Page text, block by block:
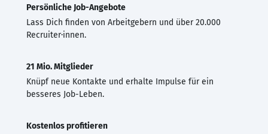
Persönliche Job-Angebote
Lass Dich finden von Arbeitgebern und über 20.000
Recruiter·innen.
21 Mio. Mitglieder
Knüpf neue Kontakte und erhalte Impulse für ein
besseres Job-Leben.
Kostenlos profitieren